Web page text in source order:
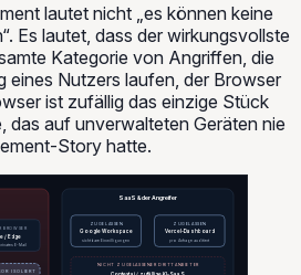
lautet nicht „es können keine
Es lautet, dass der wirkungsvollste
Kategorie von Angriffen, die
eines Nutzers laufen, der Browser
ist zufällig das einzige Stück
das auf unverwalteten Geräten nie
Story hatte.
BROWSER
/ Edge
E-Mail
ISOLIERT
SaaS & der Angreifer
ZUGELASSEN
Google Workspace
sichtbare Einwilligungen
ZUGELASSEN
Vercel-Dashboard
pro Anfrage auditiert
NICHT ZUGELASSENER DRITTANBIETER